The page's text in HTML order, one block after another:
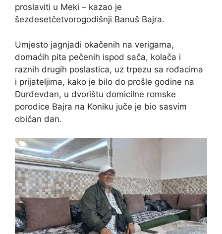
proslaviti u Meki – kazao je
šezdesetčetvorogodišnji Banuš Bajra.
Umjesto jagnjadi okačenih na verigama,
domaćih pita pečenih ispod sača, kolača i
raznih drugih poslastica, uz trpezu sa rođacima
i prijateljima, kako je bilo do prošle godine na
Đurđevdan, u dvorištu domicilne romske
porodice Bajra na Koniku juče je bio sasvim
običan dan.